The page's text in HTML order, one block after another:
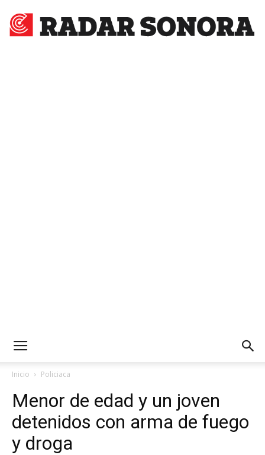
Inicio Policiaca
Menor de edad y un joven
detenidos con arma de fuego
y droga